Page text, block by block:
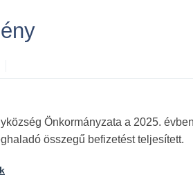
Önkormányzata a 2025.
összegű befizetést teljesített.